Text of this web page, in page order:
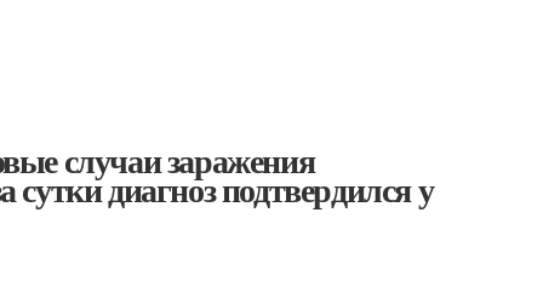
случаи заражения
диагноз подтвердился у